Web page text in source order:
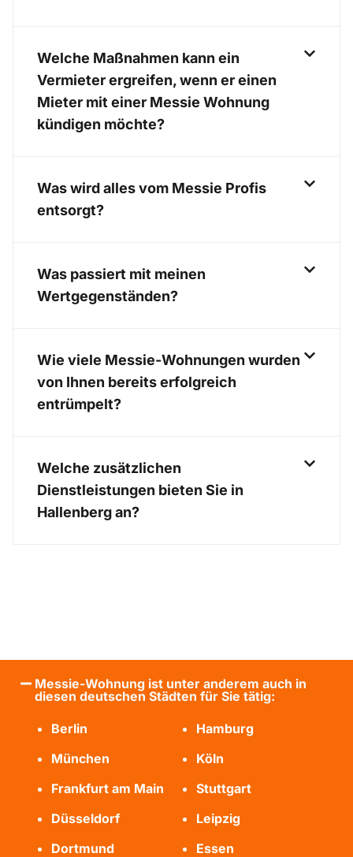
Welche Maßnahmen kann ein
Vermieter ergreifen, wenn er einen
Mieter mit einer Messie Wohnung
kündigen möchte?
Was wird alles vom Messie Profis
entsorgt?
Was passiert mit meinen
Wertgegenständen?
Wie viele Messie-Wohnungen wurden
von Ihnen bereits erfolgreich
entrümpelt?
Welche zusätzlichen
Dienstleistungen bieten Sie in
Hallenberg an?
Messie-Wohnung ist unter anderem auch in
diesen deutschen Städten für Sie tätig:
Berlin
Hamburg
München
Köln
Frankfurt am Main
Stuttgart
Düsseldorf
Leipzig
Dortmund
Essen